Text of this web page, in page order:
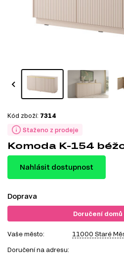
Staženo z prodeje
Kód zboží: 7314
Komoda K-154
Nahlásit dostupnost
Doprava
Doručení domů
Vaše město: 11000 Staré
Doručení na adresu: